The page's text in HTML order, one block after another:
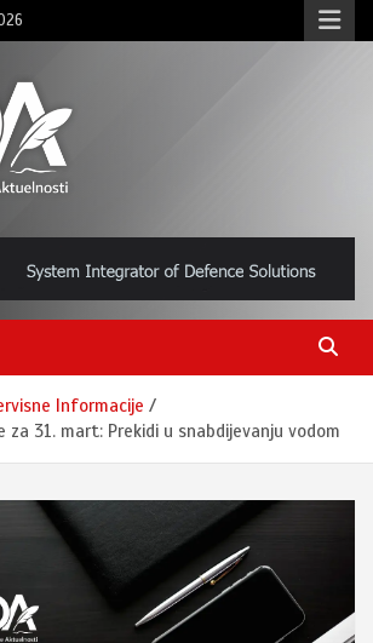
Informacije
za 31. mart: Prekidi u snabdijevanju vodom